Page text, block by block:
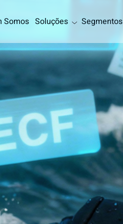
Somos Soluções Segmentos